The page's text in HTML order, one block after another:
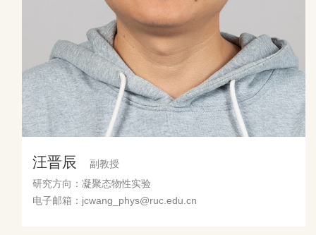
汪晋辰
副教授
研究方向：凝聚态物性实验
电子邮箱：jcwang_phys@ruc.edu.cn